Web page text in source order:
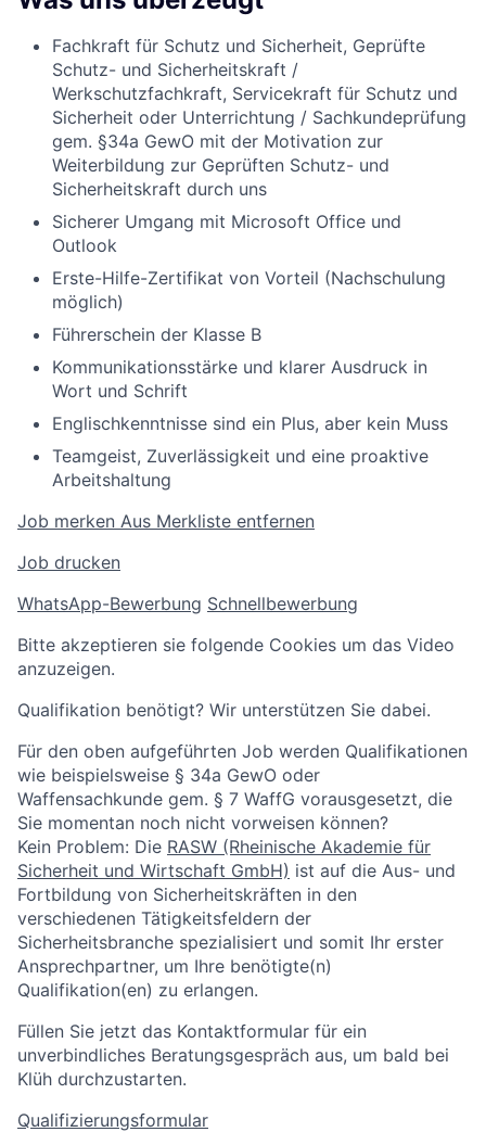
Fachkraft für Schutz und Sicherheit, Geprüfte
Schutz- und Sicherheitskraft /
Werkschutzfachkraft, Servicekraft für Schutz und
Sicherheit oder Unterrichtung / Sachkundeprüfung
gem. §34a GewO mit der Motivation zur
Weiterbildung zur Geprüften Schutz- und
Sicherheitskraft durch uns
Sicherer Umgang mit Microsoft Office und
Outlook
Erste-Hilfe-Zertifikat von Vorteil (Nachschulung
möglich)
Führerschein der Klasse B
Kommunikationsstärke und klarer Ausdruck in
Wort und Schrift
Englischkenntnisse sind ein Plus, aber kein Muss
Teamgeist, Zuverlässigkeit und eine proaktive
Arbeitshaltung
Job merken Aus Merkliste entfernen
Job drucken
WhatsApp-Bewerbung Schnellbewerbung
Bitte akzeptieren sie folgende Cookies um das Video
anzuzeigen.
Qualifikation benötigt? Wir unterstützen Sie dabei.
Für den oben aufgeführten Job werden Qualifikationen
wie beispielsweise § 34a GewO oder
Waffensachkunde gem. § 7 WaffG vorausgesetzt, die
Sie momentan noch nicht vorweisen können?
Kein Problem: Die RASW (Rheinische Akademie für
Sicherheit und Wirtschaft GmbH) ist auf die Aus- und
Fortbildung von Sicherheitskräften in den
verschiedenen Tätigkeitsfeldern der
Sicherheitsbranche spezialisiert und somit Ihr erster
Ansprechpartner, um Ihre benötigte(n)
Qualifikation(en) zu erlangen.
Füllen Sie jetzt das Kontaktformular für ein
unverbindliches Beratungsgespräch aus, um bald bei
Klüh durchzustarten.
Qualifizierungsformular